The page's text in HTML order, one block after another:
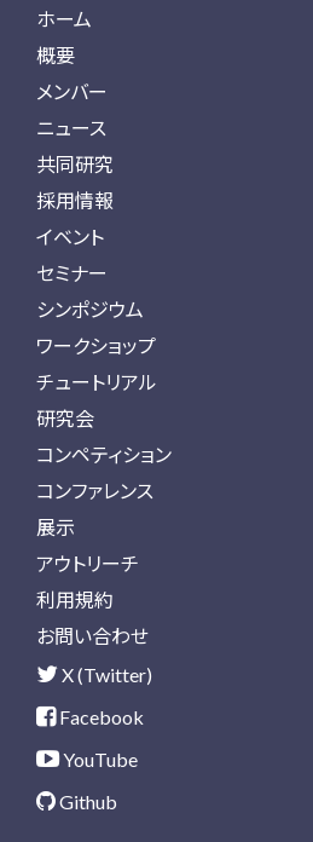
ホーム
概要
メンバー
ニュース
共同研究
採用情報
イベント
セミナー
シンポジウム
ワークショップ
チュートリアル
研究会
コンペティション
コンファレンス
展示
アウトリーチ
利用規約
お問い合わせ
X (Twitter)
Facebook
YouTube
Github